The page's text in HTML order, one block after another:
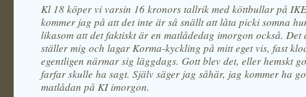
Kl 18 köper vi varsin 16 kronors tallrik med köttbullar på
kommer jag på att det inte är så snällt att låta picki somna
likasom att det faktiskt är en matlådedag imorgon också. Det
ställer mig och lagar Korma-kyckling på mitt eget vis, fast
egentligen närmar sig läggdags. Gott blev det, eller hemskt
farfar skulle ha sagt. Själv säger jag såhär, jag kommer ha
matlådan på KI imorgon.